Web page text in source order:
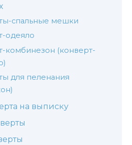
спальные мешки
одеяло
комбинезон (конверт-
для пеленания
на выписку